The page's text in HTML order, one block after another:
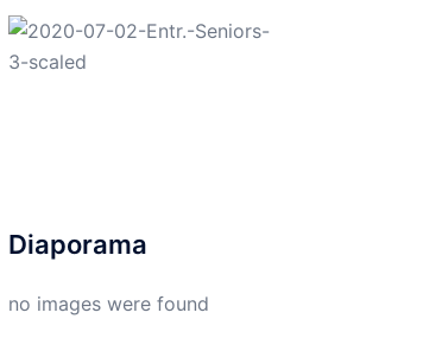
Diaporama
no images were found